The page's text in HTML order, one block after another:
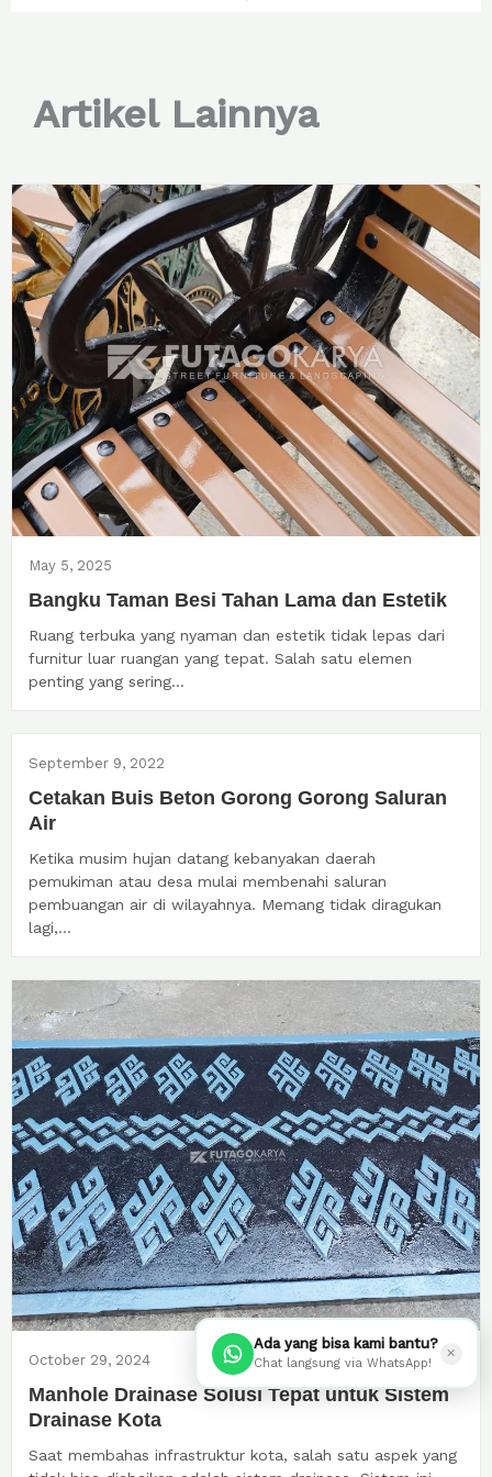
Artikel Lainnya
May 5, 2025
Bangku Taman Besi Tahan Lama dan Estetik
Ruang terbuka yang nyaman dan estetik tidak lepas dari
furnitur luar ruangan yang tepat. Salah satu elemen
penting yang sering...
September 9, 2022
Cetakan Buis Beton Gorong Gorong Saluran
Air
Ketika musim hujan datang kebanyakan daerah
pemukiman atau desa mulai membenahi saluran
pembuangan air di wilayahnya. Memang tidak diragukan
lagi,...
October 29, 2024
Manhole Drainase Solusi Tepat untuk Sistem
Drainase Kota
Saat membahas infrastruktur kota, salah satu aspek yang
Ada yang bisa kami bantu?
Chat langsung via WhatsApp!
✕